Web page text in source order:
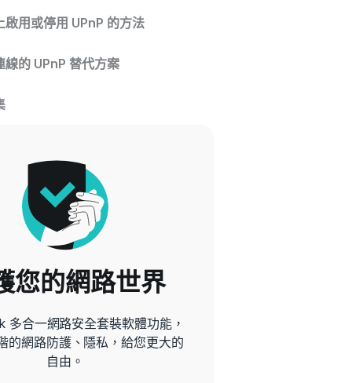
啟用或停用 UPnP 的方法
線的 UPnP 替代方案
您的網路世界
多合一網路安全套裝軟體功能，
的網路防護、隱私，給您更大的
自由。